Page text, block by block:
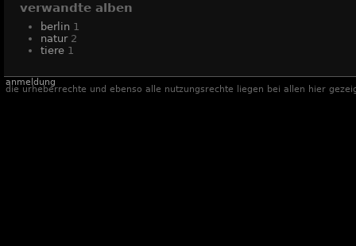
verwandte alben
berlin 1
natur 2
tiere 1
anmeldung
die urheberrechte und ebenso alle nutzungsrechte liegen bei allen hier